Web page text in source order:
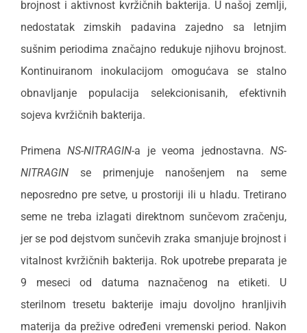
brojnost i aktivnost kvržičnih bakterija. U našoj zemlji,
nedostatak zimskih padavina zajedno sa letnjim
sušnim periodima značajno redukuje njihovu brojnost.
Kontinuiranom inokulacijom omogućava se stalno
obnavljanje populacija selekcionisanih, efektivnih
sojeva kvržičnih bakterija.
PrimenaNS-NITRAGIN-a je veoma jednostavna.NS-
NITRAGIN se primenjuje nanošenjem na seme
neposredno pre setve, u prostoriji ili u hladu. Tretirano
seme ne treba izlagati direktnom sunčevom zračenju,
jer se pod dejstvom sunčevih zraka smanjuje brojnost i
vitalnost kvržičnih bakterija. Rok upotrebe preparata je
9 meseci od datuma naznačenog na etiketi. U
sterilnom tresetu bakterije imaju dovoljno hranljivih
materija da prežive određeni vremenski period. Nakon